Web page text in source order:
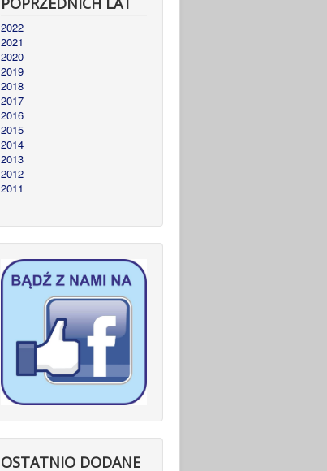
2022
2021
2020
2019
2018
2017
2016
2015
2014
2013
2012
2011
OSTATNIO DODANE